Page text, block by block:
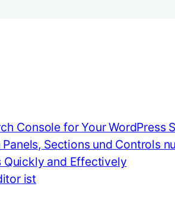
Console for Your WordPress
Sections und Controls
Quickly and Effectively
ist